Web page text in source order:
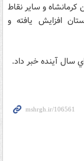
كرمانشاه و ساير نقاط
افزایش یافته و
سال آينده خبر داد.